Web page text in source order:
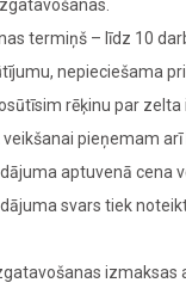
termiņš – līdz 10
nepieciešama
rēķinu par
pieņemam
aptuvenā cena
svars tiek